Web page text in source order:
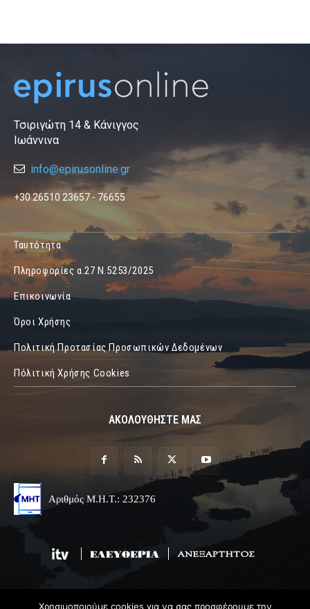
Τσιριγώτη 14 & Κάνιγγος
Ιωάννινα
info@epirusonline.gr
+30 26510 23657 - 76655
Ταυτότητα
Πληροφορίες α.27 Ν.5253/2025
Επικοινωνία
Όροι Χρήσης
Πολιτική Προτασίας Προσωπικών Δεδομένων
Πόλιτική Χρήσης Cookies
ΑΚΟΛΟΥΘΗΣΤΕ ΜΑΣ
Αριθμός Μ.Η.Τ.: 232376
Χρησιμοποιούμε cookies για να σας προσφέρουμε την